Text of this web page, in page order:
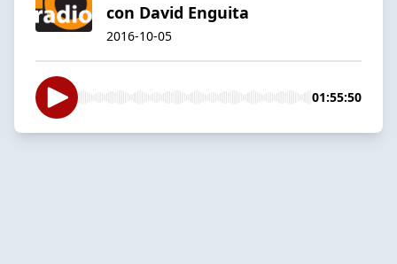
con David Enguita
2016-10-05
01:55:50